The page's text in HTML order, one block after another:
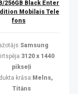
256GB Black Enter
Mobilais Tele
fons
Samsung
3120 x 1440
pikseļi
krāsa: Melns,
Titāns